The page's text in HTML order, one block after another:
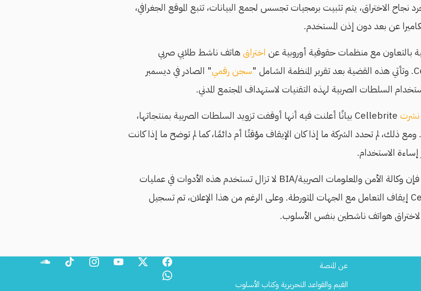
نجاح الاختراق، يتم تثبيت برمجيات تجسس لجمع البيانات، تتبع الموقع الجغرافي،
عن بعد دون إذن المستخدم.
بالتعاون مع منظمات حقوقية أوروبية عن اختراقهاتف ناشط طلابي صربي
سجن رقمي" الصادر في ديسمبر
نشرت
Cellebrite بيانًا أعلنت فيه أنها أوقفت تزويد السلطات الصربية بمنتجاتها،
ذلك، لم تحدد الشركة ما إذا كان الإيقاف مؤقتًا أم دائمًا، كما لم توضح ما إذا كانت
الاستخدام.
لمنظمة العفو الدولية، فإن وكالة الأمن والمعلومات الصربية/BIA لا تزال تستخدم هذه الأدوات في عمليات
المراقبة، رغم إعلان Cellebrite إيقاف التعامل مع الجهات المتورطة. وعلى الرغم من هذا الإعلان، تم تسجيل
لاختراق هواتف ناشطين بنفس الأسلوب.
Footer
Menu
عن المنصة
القيم والقواعد التحريرية وكتاب الأسلوب